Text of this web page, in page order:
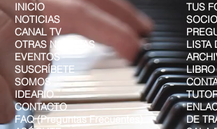
INICIO
NOTICIAS
CANAL TV
OTRAS NOTICIAS
EVENTOS
SUSCRÍBETE
SOMOS
IDEARIO
CONTACTO
FAQ (Preguntas Frecuentes)
TUS
LISTA
LIBRO
DE